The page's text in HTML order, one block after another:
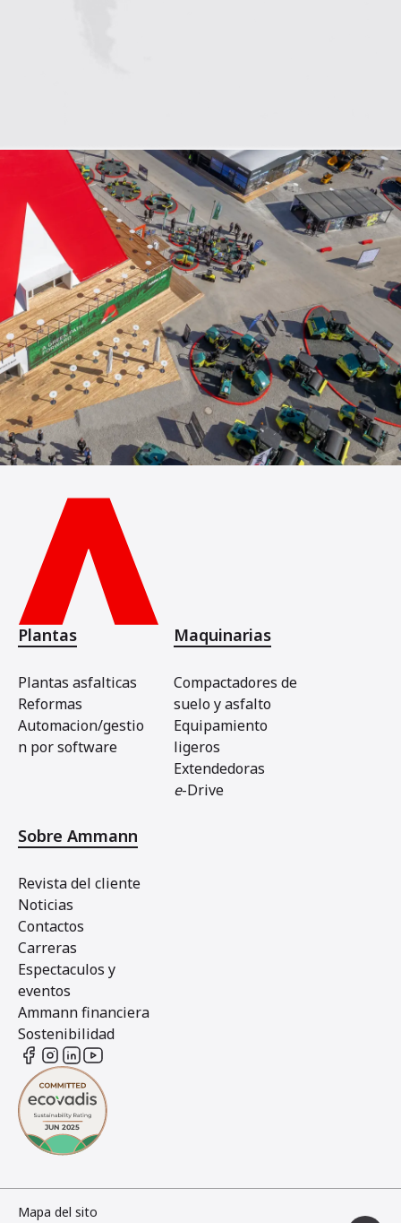
Plantas
Plantas asfalticas
Reformas
Automacion/gestio
n por software
Maquinarias
Compactadores de
suelo y asfalto
Equipamiento
ligeros
Extendedoras
e-Drive
Sobre Ammann
Revista del cliente
Noticias
Contactos
Carreras
Espectaculos y
eventos
Ammann financiera
Sostenibilidad
Mapa del sito